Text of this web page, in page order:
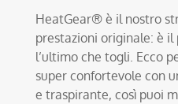
HeatGear® è il nostro
prestazioni originale: è il
l’ultimo che togli. Ecco
super confortevole con
e traspirante, così puoi